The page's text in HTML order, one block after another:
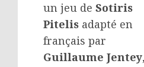
un jeu de Sotiris
Pitelis adapté en
français par
Guillaume Jentey,